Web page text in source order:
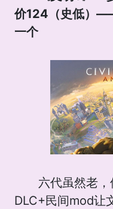
价124（史低）
一个
六代虽然老
DLC+民间mod让